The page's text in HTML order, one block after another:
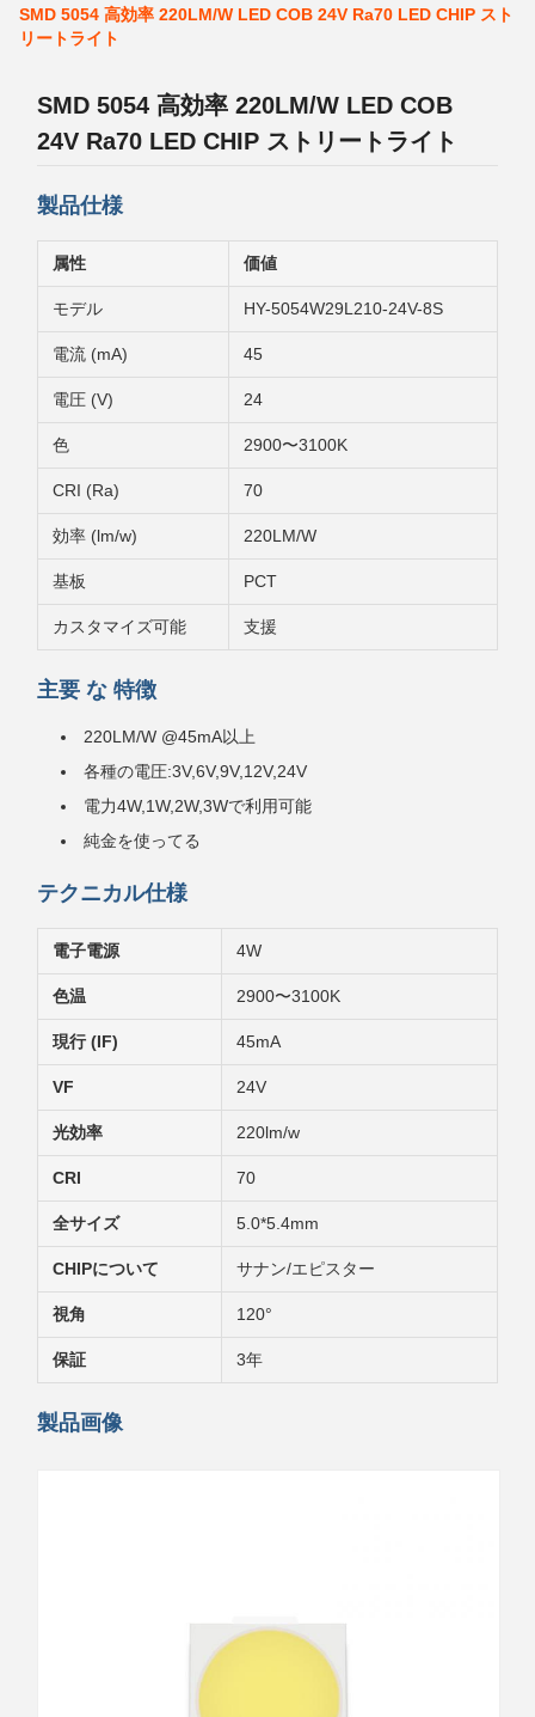
SMD 5054 高効率 220LM/W LED COB 24V Ra70 LED CHIP スト
リートライト
SMD 5054 高効率 220LM/W LED COB
24V Ra70 LED CHIP ストリートライト
製品仕様
属性 価値
モデル HY-5054W29L210-24V-8S
電流 (mA) 45
電圧 (V) 24
色 2900〜3100K
CRI (Ra) 70
効率 (lm/w) 220LM/W
基板 PCT
カスタマイズ可能 支援
主要 な 特徴
220LM/W @45mA以上
各種の電圧:3V,6V,9V,12V,24V
電力4W,1W,2W,3Wで利用可能
純金を使ってる
テクニカル仕様
電子電源 4W
色温 2900〜3100K
現行 (IF) 45mA
VF 24V
光効率 220lm/w
CRI 70
全サイズ 5.0*5.4mm
CHIPについて サナン/エピスター
視角 120°
保証 3年
製品画像